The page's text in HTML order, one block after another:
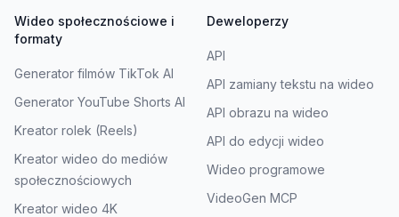
Wideo społecznościowe i
formaty
Generator filmów TikTok AI
Generator YouTube Shorts AI
Kreator rolek (Reels)
Kreator wideo do mediów
społecznościowych
Kreator wideo 4K
Deweloperzy
API
API zamiany tekstu na wideo
API obrazu na wideo
API do edycji wideo
Wideo programowe
VideoGen MCP